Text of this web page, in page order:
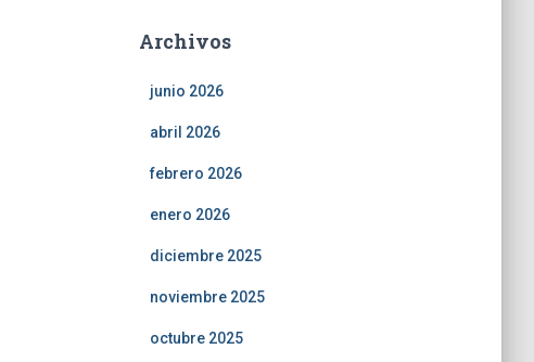
Archivos
junio 2026
abril 2026
febrero 2026
enero 2026
diciembre 2025
noviembre 2025
octubre 2025